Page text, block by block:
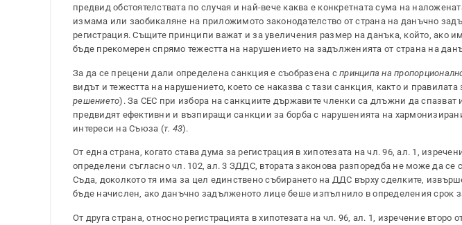
предвид обстоятелствата по случая и най-вече каква е конкретната сума на
измама или заобикаляне на приложимото законодателство от страна на данъчно
регистрация. Същите принципи важат и за увеличения размер на данъка, който, ако
бъде прекомерен спрямо тежестта на нарушението на задълженията от страна на
За да се прецени дали определена санкция е съобразена с принципа на
видът и тежестта на нарушението, което се наказва с тази санкция, както и
решението). За СЕС при избора на санкциите държавите членки са длъжни да спазват
предвидят ефективни и възпиращи санкции за борба с нарушенията на
интереси на Съюза (т. 43).
От една страна, когато става дума за регистрация в хипотезата на чл. 96, ал. 1,
определени съгласно чл. 102, ал. 3 ЗДДС, втората законова разпоредба не може да се
Съда, доколкото тя има за цел единствено събирането на ДДС върху сделките,
бъде начислен, ако данъчно задълженото лице беше изпълнило в определения срок
От друга страна, относно регистрацията в хипотезата на чл. 96, ал. 1, изречение